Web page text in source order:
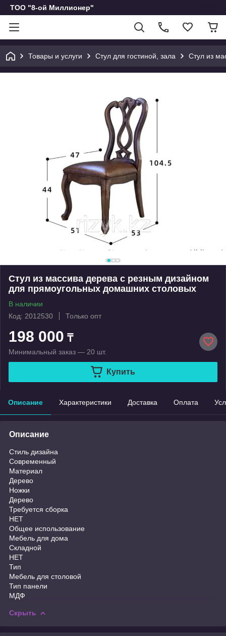
ТОО "8-ой Миллионер"
Товары и услуги Стул для гостиной, зала Стул из
Стул из массива дерева с резным дизайном
для прямоугольных домашних столовых
В наличии
Код: 2012530
Только опт
198 000 ₸
Минимальный заказ — 20 шт.
Купить
Описание Характеристики Доставка Оплата
Описание
Стиль дизайна
Современный
Материал
Дерево
Ножки
Дерево
Требуется сборка
НЕТ
Общее использование
Мебель для дома
Складной
НЕТ
Тип
Мебель для столовой
Тип панели
МДФ
Скрыть